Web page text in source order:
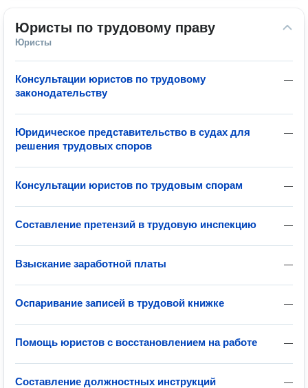
Юристы по трудовому праву
Юристы
—
Консультации юристов по трудовому
законодательству
—
Юридическое представительство в судах для
решения трудовых споров
—
Консультации юристов по трудовым спорам
—
Составление претензий в трудовую инспекцию
—
Взыскание заработной платы
—
Оспаривание записей в трудовой книжке
—
Помощь юристов с восстановлением на работе
—
Составление должностных инструкций